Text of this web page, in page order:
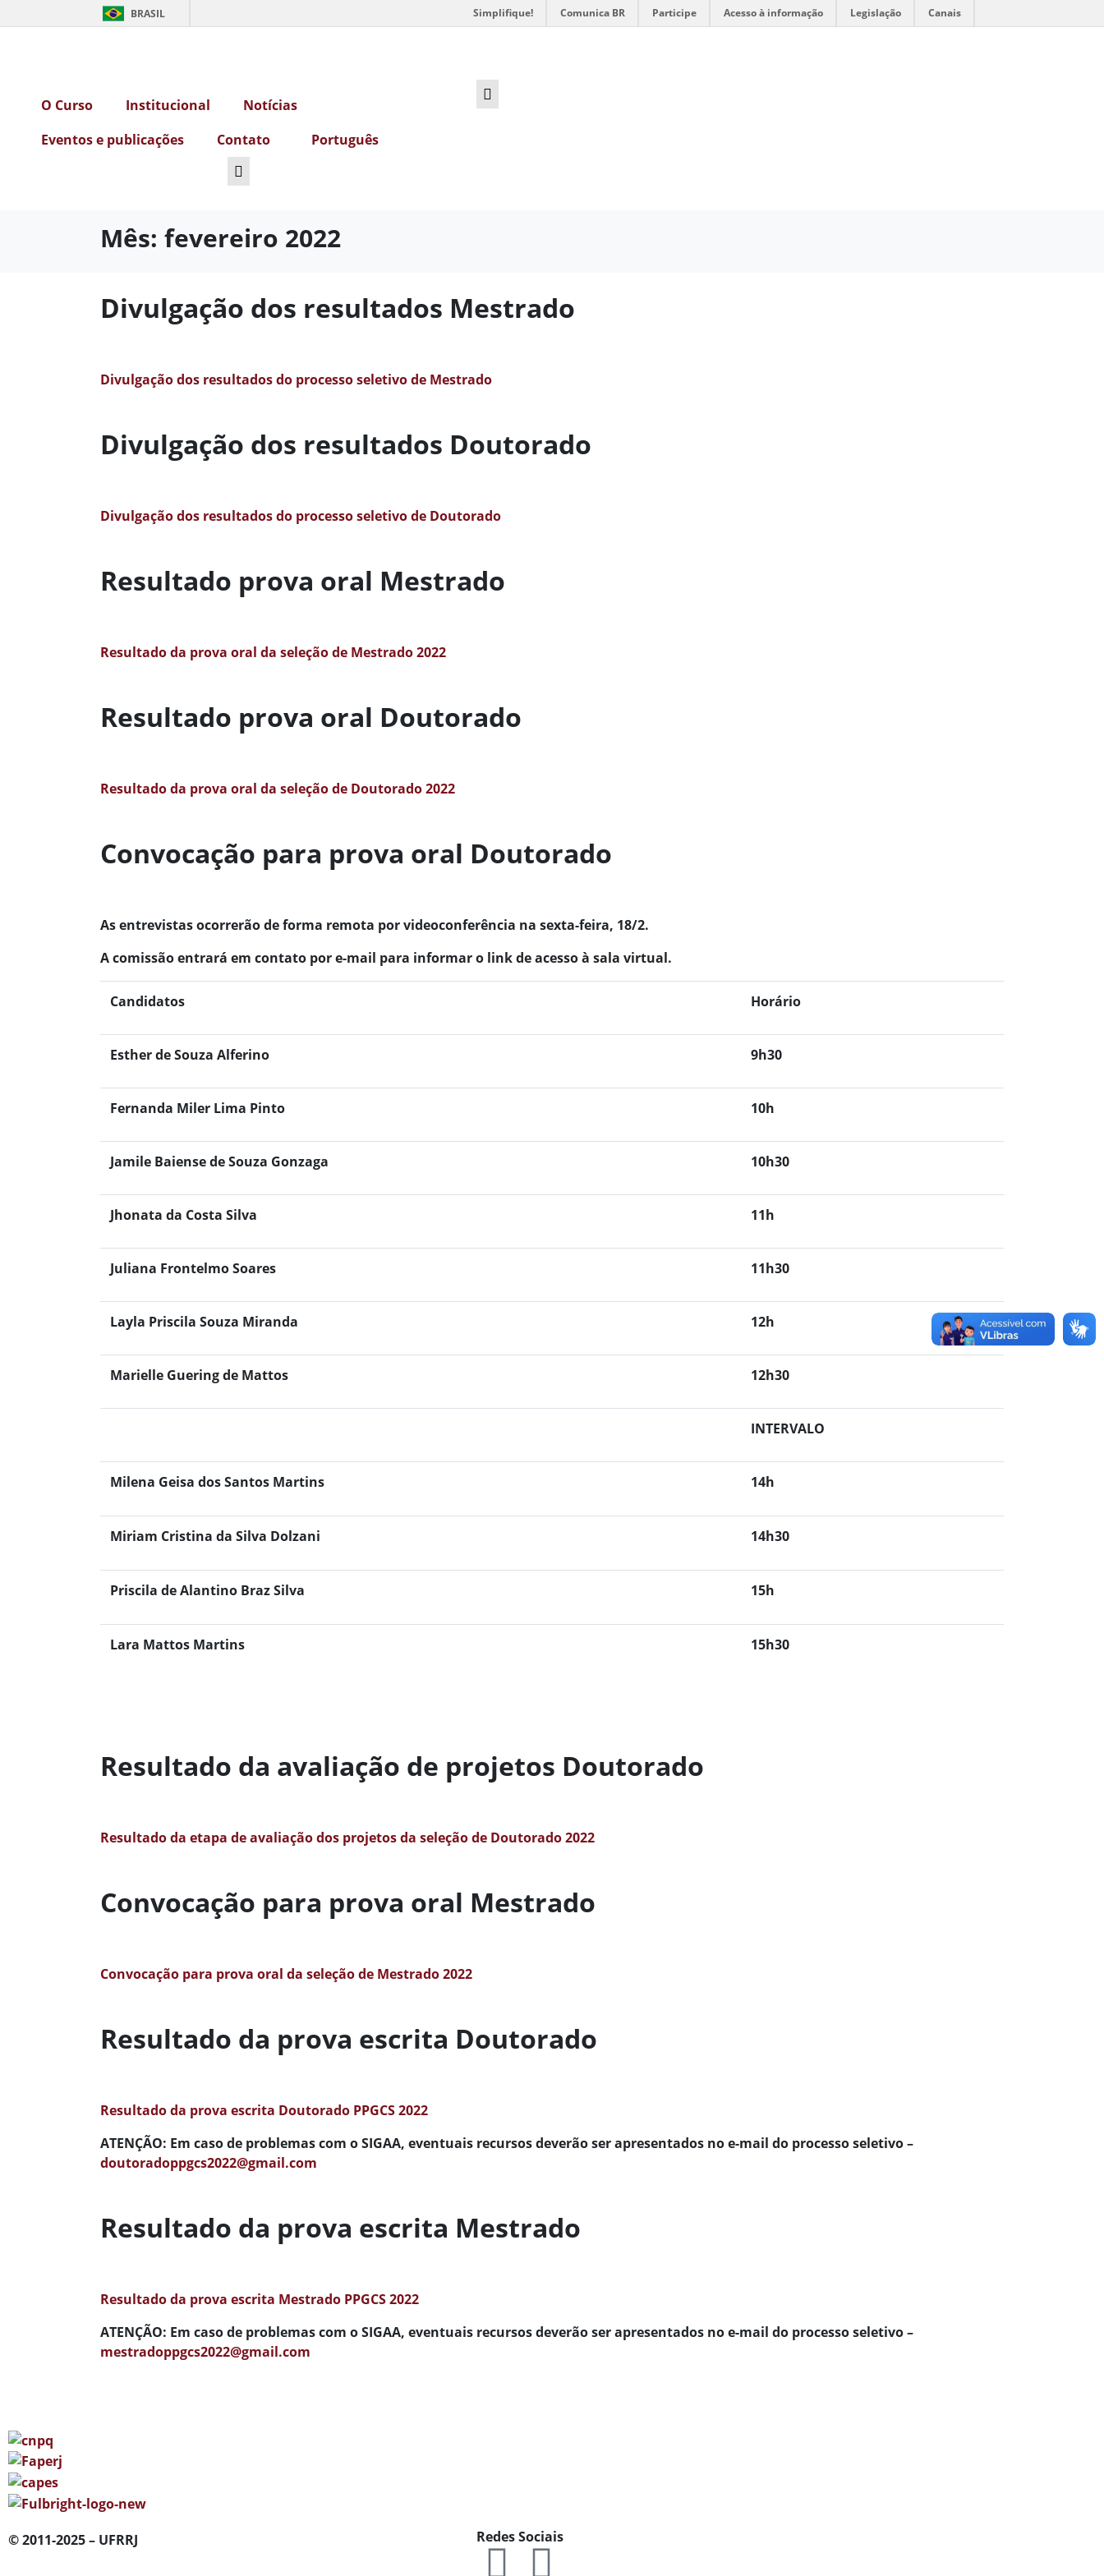
BRASIL Simplifique! Comunica BR Participe Acesso à informação Legislação Canais
O Curso Institucional
Notícias
Eventos e publicações
Contato Português
Mês: fevereiro 2022
Divulgação dos resultados Mestrado
Divulgação dos resultados do processo seletivo de Mestrado
Divulgação dos resultados Doutorado
Divulgação dos resultados do processo seletivo de Doutorado
Resultado prova oral Mestrado
Resultado da prova oral da seleção de Mestrado 2022
Resultado prova oral Doutorado
Resultado da prova oral da seleção de Doutorado 2022
Convocação para prova oral Doutorado
As entrevistas ocorrerão deforma remota por videoconferência na sexta-feira, 18/2.
A comissão entrará em contato por e-mail para informar o link de acesso à sala virtual.
Candidatos Horário
Esther de Souza Alferino 9h30
Fernanda Miler Lima Pinto 10h
Jamile Baiense de Souza Gonzaga 10h30
Jhonata da Costa Silva 11h
Juliana Frontelmo Soares 11h30
Layla Priscila Souza Miranda 12h
Marielle Guering de Mattos 12h30
INTERVALO
Milena Geisa dos Santos Martins 14h
Miriam Cristina da Silva Dolzani 14h30
Priscila de Alantino Braz Silva 15h
Lara Mattos Martins 15h30
Resultado da avaliação de projetos Doutorado
Resultado da etapa de avaliação dos projetos da seleção de Doutorado 2022
Convocação para prova oral Mestrado
Convocação para prova oral da seleção de Mestrado 2022
Resultado da prova escrita Doutorado
Resultado da prova escrita Doutorado PPGCS 2022
ATENÇÃO: Em caso de problemas com o SIGAA, eventuais recursos deverão ser apresentados no e-mail do processo seletivo –
doutoradoppgcs2022@gmail.com
Resultado da prova escrita Mestrado
Resultado da prova escrita Mestrado PPGCS 2022
ATENÇÃO: Em caso de problemas com o SIGAA, eventuais recursos deverão ser apresentados no e-mail do processo seletivo –
mestradoppgcs2022@gmail.com
© 2011-2025 – UFRRJ Redes Sociais